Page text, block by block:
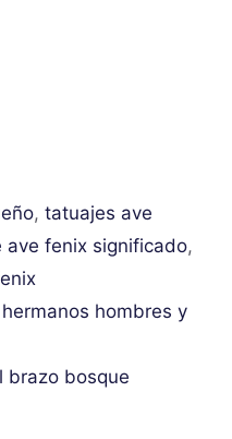
,tatuajes ave
ave fenix significado,
hombres y
brazo bosque